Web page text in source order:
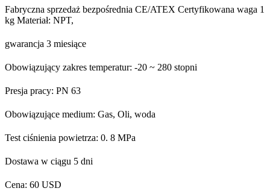
Fabryczna sprzedaż bezpośrednia CE/ATEX Certyfikowana waga 1
kg Materiał: NPT,
gwarancja 3 miesiące
Obowiązujący zakres temperatur: -20 ~ 280 stopni
Presja pracy: PN 63
Obowiązujące medium: Gas, Oli, woda
Test ciśnienia powietrza: 0. 8 MPa
Dostawa w ciągu 5 dni
Cena: 60 USD